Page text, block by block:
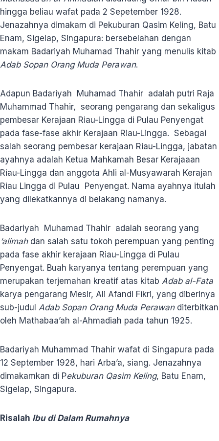
hingga beliau wafat pada 2 Sepetember 1928.
Jenazahnya dimakam di Pekuburan Qasim Keling, Batu
Enam, Sigelap, Singapura: bersebelahan dengan
makam Badariyah Muhamad Thahir yang menulis kitab
Adab Sopan Orang Muda Perawan.
Adapun Badariyah Muhamad Thahir adalah putri Raja
Muhammad Thahir, seorang pengarang dan sekaligus
pembesar Kerajaan Riau-Lingga di Pulau Penyengat
pada fase-fase akhir Kerajaan Riau-Lingga. Sebagai
salah seorang pembesar kerajaan Riau-Lingga, jabatan
ayahnya adalah Ketua Mahkamah Besar Kerajaaan
Riau-Lingga dan anggota Ahli al-Musyawarah Kerajan
Riau Lingga di Pulau Penyengat. Nama ayahnya itulah
yang dilekatkannya di belakang namanya.
Badariyah Muhamad Thahir adalah seorang yang
‘alimahdan salah satu tokoh perempuan yang penting
pada fase akhir kerajaan Riau-Lingga di Pulau
Penyengat. Buah karyanya tentang perempuan yang
merupakan terjemahan kreatif atas kitab Adab al-Fata
karya pengarang Mesir, Ali Afandi Fikri, yang diberinya
sub-judul Adab Sopan Orang Muda Perawanditerbitkan
oleh Mathabaa’ah al-Ahmadiah pada tahun 1925.
Badariyah Muhammad Thahir wafat di Singapura pada
12 September 1928, hari Arba’a, siang. Jenazahnya
dimakamkan di Pekuburan Qasim Keling, Batu Enam,
Sigelap, Singapura.
Risalah Ibu di Dalam Rumahnya